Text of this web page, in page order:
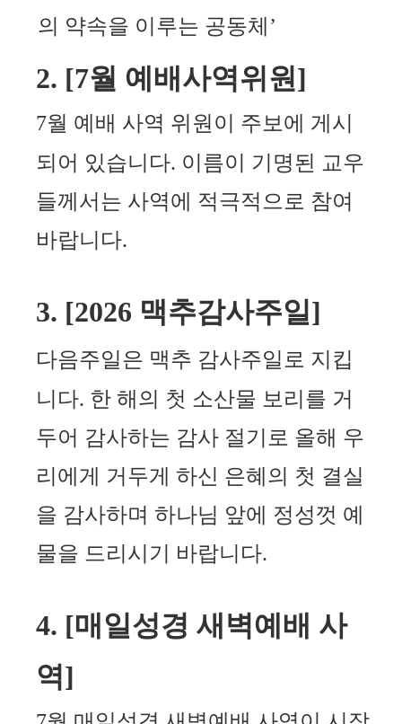
의 약속을 이루는 공동체 ’
2. [7월 예배사역위원 ]
7월 예배 사역 위원이 주보에 게시
되어 있습니다. 이름이 기명된 교우
들께서는 사역에 적극적으로 참여
바랍니다.
3. [2026 맥추감사주일]
다음주일은 맥추 감사주일로 지킵
니다. 한 해의 첫 소산물 보리를 거
두어 감사하는 감사 절기로 올해 우
리에게 거두게 하신 은혜의 첫 결실
을 감사하며 하나님 앞에 정성껏 예
물을 드리시기 바랍니다.
4. [매일성경 새벽예배 사
역]